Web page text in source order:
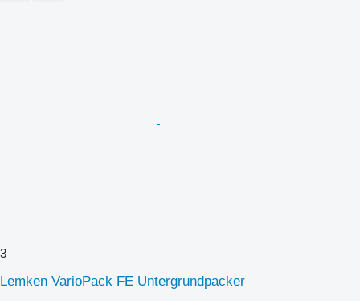
3
Lemken VarioPack FE Untergrundpacker